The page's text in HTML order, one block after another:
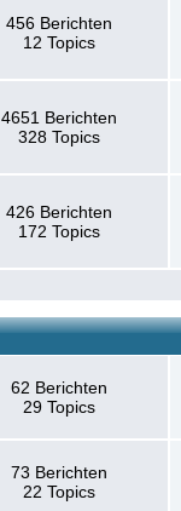
456 Berichten
12 Topics
4651 Berichten
328 Topics
426 Berichten
172 Topics
62 Berichten
29 Topics
73 Berichten
22 Topics